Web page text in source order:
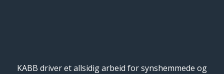
KABB driver et allsidig arbeid for synshemmede og